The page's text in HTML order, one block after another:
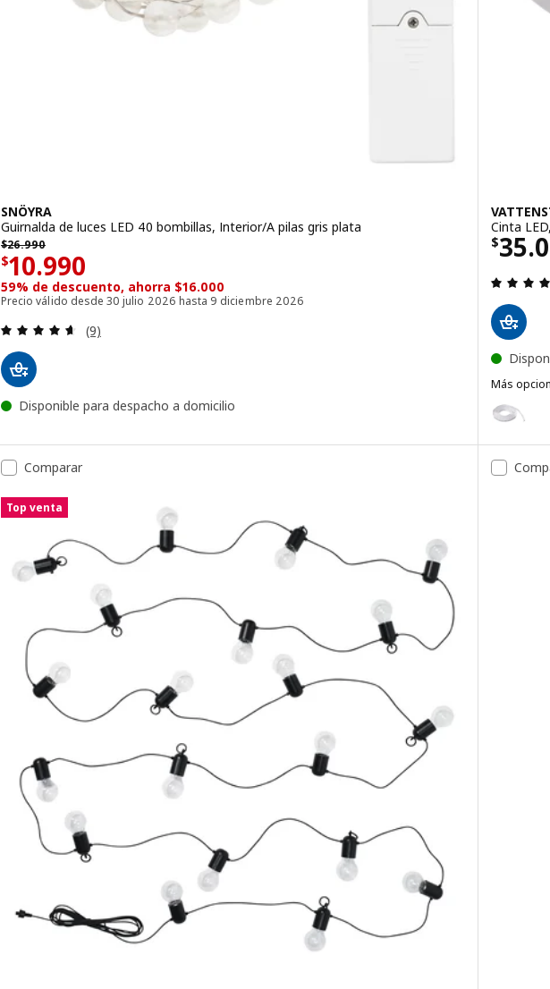
SNÖYRA
Guirnalda de luces LED 40 bombillas, Interior/A pilas gris plata
$26.990
$ 26990
$10.990
El precio $ 10990
59% de descuento, ahorra $16.000
Precio válido desde 30 julio 2026 hasta 9 diciembre 2026
Evaluación: 4.6 de 5 estrellas. Evaluaciones:
(9)
Disponible para despacho a domicilio
Cinta
$
El
Más
Opción:
Comparar
Top venta